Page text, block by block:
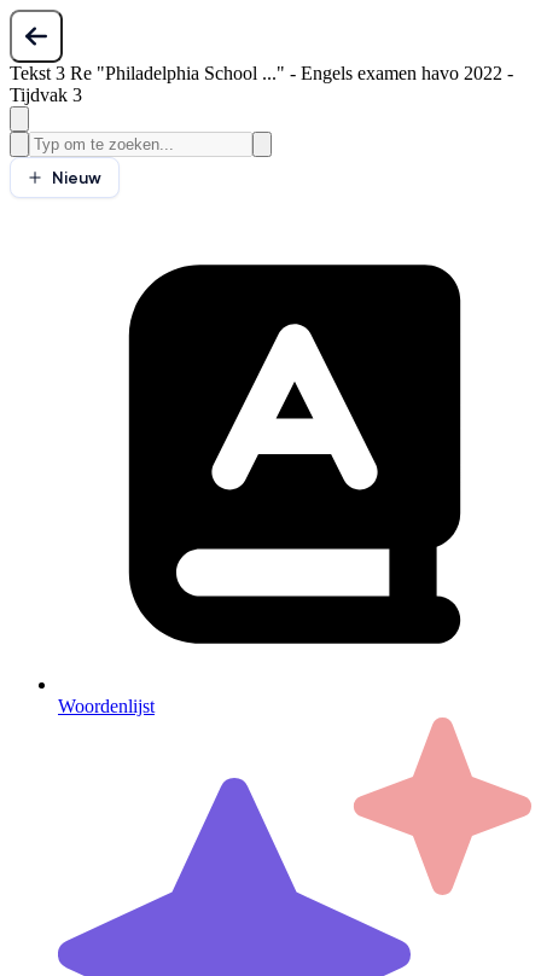
Tekst 3 Re "Philadelphia School ..." - Engels examen havo 2022 -
Tijdvak 3
Nieuw
Woordenlijst